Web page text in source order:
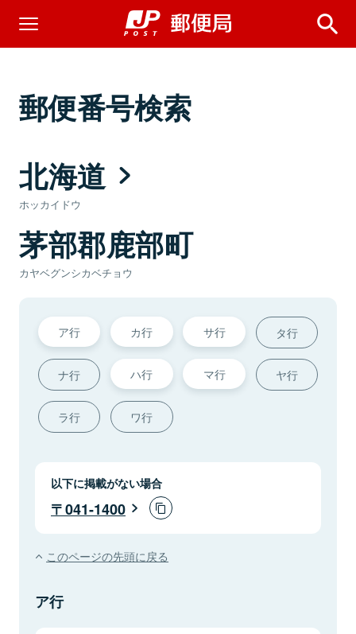
郵便番号検索
北海道
ホッカイドウ
茅部郡鹿部町
カヤベグンシカベチョウ
ア行 カ行 サ行 タ行
ナ行 ハ行 マ行 ヤ行
ラ行 ワ行
以下に掲載がない場合
041-1400
このページの先頭に戻る
ア行